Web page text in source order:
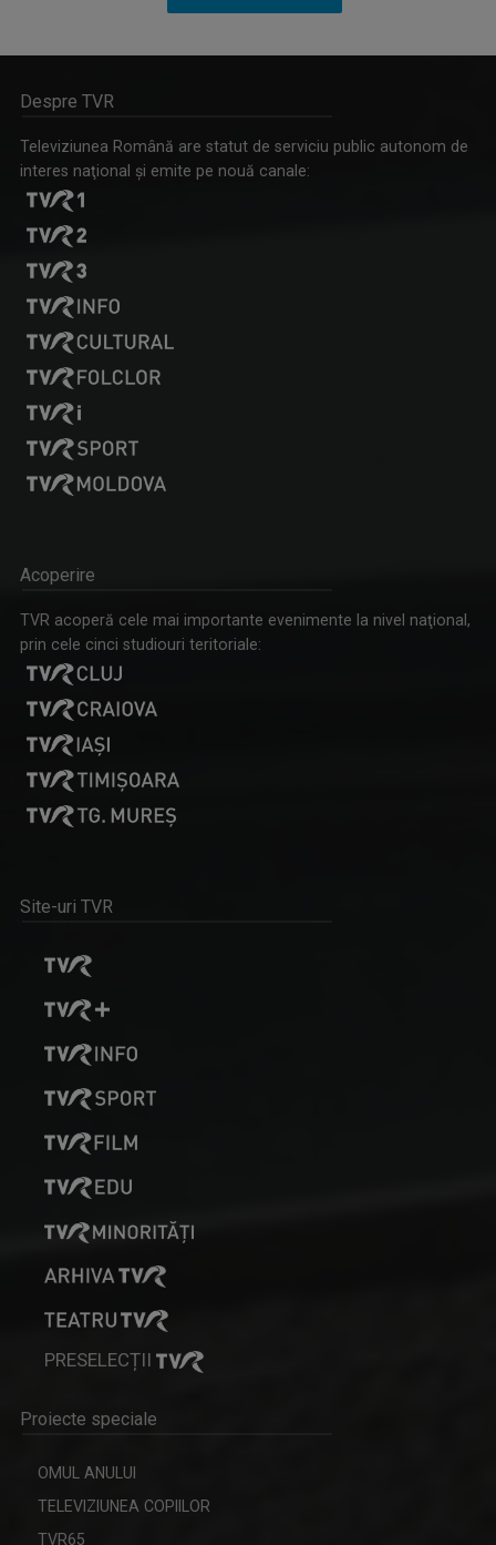
Tronson care aduce patru producții difuzate ...
ARENA
Emisiune cu specific sportiv, care abordează ...
INVITAȚIE LA SPECTACOL
Spectacole de teatru, operă, balet, muzică ...
CARAVANA TVR3 LA TINE ACASĂ
MAŞINA TIMPULUI
ROXANA COSTAŞ
Pe 20 noiembrie 2006 Roxana Bratec împlinea 21 ...
Face parte din echipa TVR Iași din 2022, după ...
MARGA ANDREESCU
A început să lucreze la TVR Iaşi în 1998 în ...
Despre TVR
Televiziunea Română are statut de serviciu public autonom de
interes naţional şi emite pe nouă canale:
Acoperire
TVR acoperă cele mai importante evenimente la nivel naţional,
prin cele cinci studiouri teritoriale:
Site-uri TVR
PRESELECȚII
Proiecte speciale
OMUL ANULUI
TELEVIZIUNEA COPIILOR
TVR65